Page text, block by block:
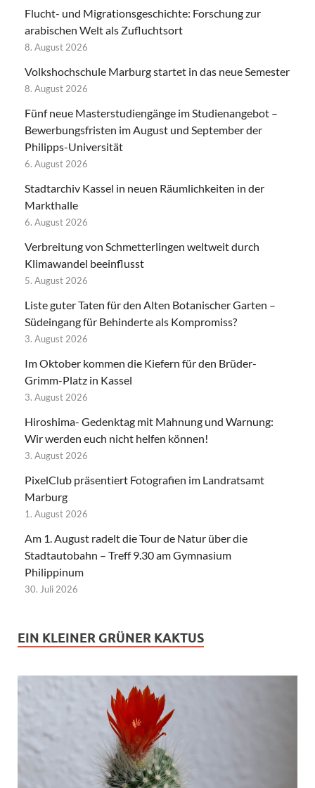
Flucht- und Migrationsgeschichte: Forschung zur
arabischen Welt als Zufluchtsort
8. August 2026
Volkshochschule Marburg startet in das neue Semester
8. August 2026
Fünf neue Masterstudiengänge im Studienangebot –
Bewerbungsfristen im August und September der
Philipps-Universität
6. August 2026
Stadtarchiv Kassel in neuen Räumlichkeiten in der
Markthalle
6. August 2026
Verbreitung von Schmetterlingen weltweit durch
Klimawandel beeinflusst
5. August 2026
Liste guter Taten für den Alten Botanischer Garten –
Südeingang für Behinderte als Kompromiss?
3. August 2026
Im Oktober kommen die Kiefern für den Brüder-
Grimm-Platz in Kassel
3. August 2026
Hiroshima- Gedenktag mit Mahnung und Warnung:
Wir werden euch nicht helfen können!
3. August 2026
PixelClub präsentiert Fotografien im Landratsamt
Marburg
1. August 2026
Am 1. August radelt die Tour de Natur über die
Stadtautobahn – Treff 9.30 am Gymnasium
Philippinum
30. Juli 2026
EIN KLEINER GRÜNER KAKTUS